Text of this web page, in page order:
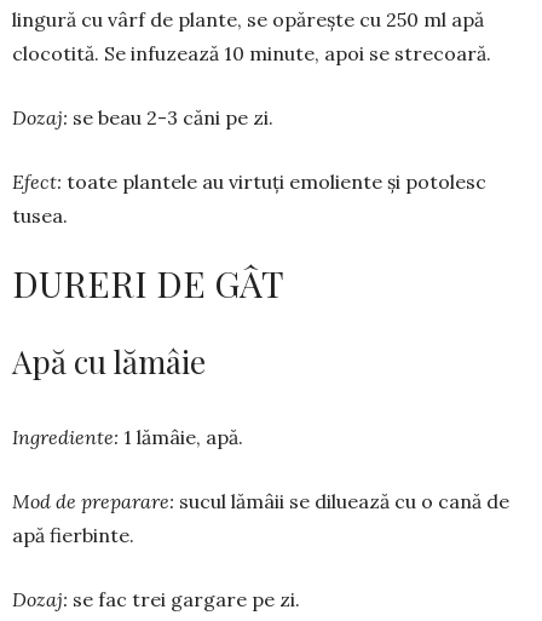
lingură cu vârf de plante, se opărește cu 250 ml apă
clocotită. Se infuzează 10 minute, apoi se stre­coară.
Dozaj: se beau 2-3 căni pe zi.
Efect: toate plantele au vir­tuți emoliente și potolesc
tusea.
DURERI DE GÂT
Apă cu lămâie
Ingrediente: 1 lămâie, apă.
Mod de preparare: sucul lă­mâii se diluează cu o cană de
apă fierbinte.
Dozaj: se fac trei gargare pe zi.